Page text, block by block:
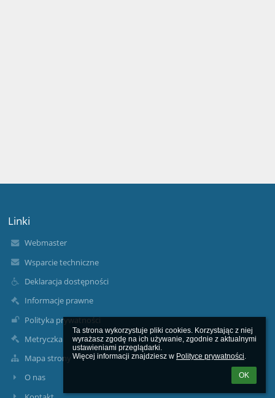
Ta strona wykorzystuje pliki cookies. Korzystając z niej
wyrażasz zgodę na ich używanie, zgodnie z aktualnymi
ustawieniami przeglądarki.
Więcej informacji znajdziesz w Polityce prywatności.
OK
Linki
Webmaster
Wsparcie techniczne
Deklaracja dostępności
Informacje prawne
Polityka prywatności
Metryczka
Mapa strony
O nas